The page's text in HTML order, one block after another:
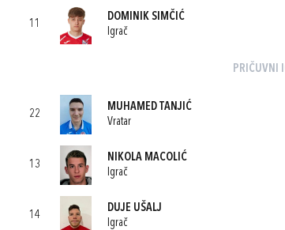
11
DOMINIK SIMČIĆ
Igrač
PRIČUVNI
22
MUHAMED TANJIĆ
Vratar
13
NIKOLA MACOLIĆ
Igrač
14
DUJE UŠALJ
Igrač